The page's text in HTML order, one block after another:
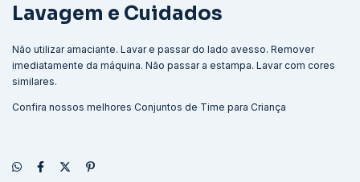
Lavagem e Cuidados
Não utilizar amaciante. Lavar e passar do lado avesso. Remover
imediatamente da máquina. Não passar a estampa. Lavar com cores
similares.
Confira nossos melhores Conjuntos de Time para Criança